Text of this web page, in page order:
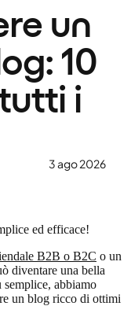
un
10
i
3 ago 2026
ed efficace!
B2B o B2C o un
diventare una bella
semplice, abbiamo
un blog ricco di ottimi